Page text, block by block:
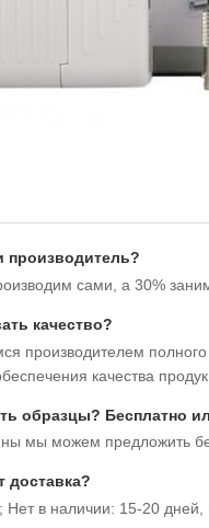
производитель?
сами, а 30%
качество?
производителем
качества
образцы? Бесплатно
мы можем предложить
доставка?
в наличии: 15-20 дней,